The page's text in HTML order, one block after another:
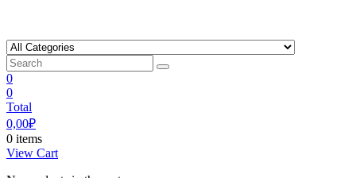
content
0
0
Total
0,00₽
0 items
View Cart